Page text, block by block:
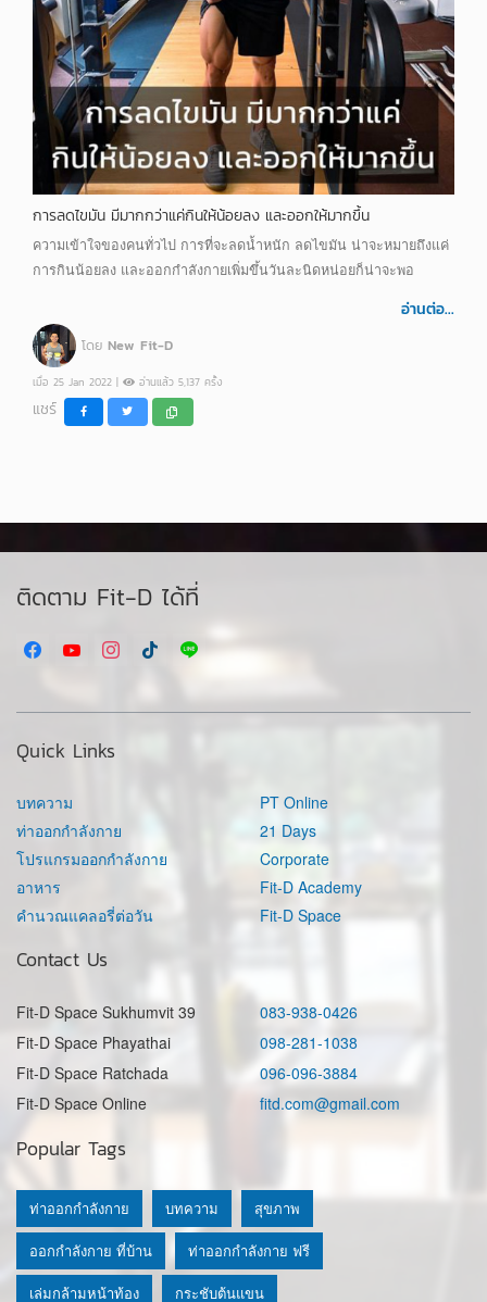
การลดไขมัน มีมากกว่าแค่กินให้น้อยลง และออกให้มากขึ้น
ความเข้าใจของคนทั่วไป การที่จะลดน้ำหนัก ลดไขมัน น่าจะหมายถึงแค่
การกินน้อยลง และออกกำลังกายเพิ่มขึ้นวันละนิดหน่อยก็น่าจะพอ
อ่านต่อ...
โดย New Fit-D
เมื่อ 25 Jan 2022 | อ่านแล้ว 5,137 ครั้ง
แชร์
ติดตาม Fit-D ได้ที่
Quick Links
บทความ
ท่าออกกำลังกาย
โปรแกรมออกกำลังกาย
อาหาร
คำนวณแคลอรี่ต่อวัน
PT Online
21 Days
Corporate
Fit-D Academy
Fit-D Space
Contact Us
Fit-D Space Sukhumvit 39
083-938-0426
Fit-D Space Phayathai
098-281-1038
Fit-D Space Ratchada
096-096-3884
Fit-D Space Online
fitd.com@gmail.com
Popular Tags
ท่าออกกำลังกาย บทความ สุขภาพ
ออกกำลังกาย ที่บ้าน ท่าออกกำลังกาย ฟรี
เล่มกล้ามหน้าท้อง กระชับต้นแขน